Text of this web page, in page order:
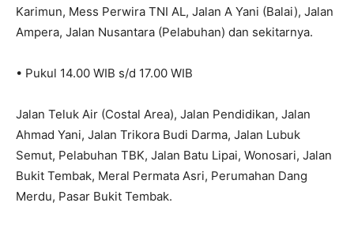
Karimun, Mess Perwira TNI AL, Jalan A Yani (Balai), Jalan
Ampera, Jalan Nusantara (Pelabuhan) dan sekitarnya.
• Pukul 14.00 WIB s/d 17.00 WIB
Jalan Teluk Air (Costal Area), Jalan Pendidikan, Jalan
Ahmad Yani, Jalan Trikora Budi Darma, Jalan Lubuk
Semut, Pelabuhan TBK, Jalan Batu Lipai, Wonosari, Jalan
Bukit Tembak, Meral Permata Asri, Perumahan Dang
Merdu, Pasar Bukit Tembak.